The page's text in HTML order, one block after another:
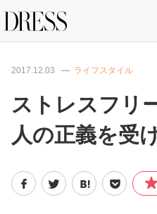
特集記事
DRESS部活
2017.12.03 ライフスタイル
ストレスフリ
人の正義を受